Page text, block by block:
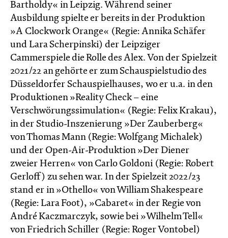
Bartholdy« in Leipzig. Während seiner
Ausbildung spielte er bereits in der Produktion
»A Clockwork Orange« (Regie: Annika Schäfer
und Lara Scherpinski) der Leipziger
Cammerspiele die Rolle des Alex. Von der Spielzeit
2021/22 an gehörte er zum Schauspielstudio des
Düsseldorfer Schauspielhauses, wo er u.a. in den
Produktionen »Reality Check – eine
Verschwörungssimulation« (Regie: Felix Krakau),
in der Studio-Inszenierung »Der Zauberberg«
von Thomas Mann (Regie: Wolfgang Michalek)
und der Open-Air-Produktion »Der Diener
zweier Herren« von Carlo Goldoni (Regie: Robert
Gerloff) zu sehen war. In der Spielzeit 2022/23
stand er in »Othello« von William Shakespeare
(Regie: Lara Foot), »Cabaret« in der Regie von
André Kaczmarczyk, sowie bei »Wilhelm Tell«
von Friedrich Schiller (Regie: Roger Vontobel)